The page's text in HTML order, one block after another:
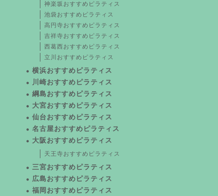
神楽坂おすすめピラティス
池袋おすすめピラティス
高円寺おすすめピラティス
吉祥寺おすすめピラティス
西葛西おすすめピラティス
立川おすすめピラティス
横浜おすすめピラティス
川崎おすすめピラティス
綱島おすすめピラティス
大宮おすすめピラティス
仙台おすすめピラティス
名古屋おすすめピラティス
大阪おすすめピラティス
天王寺おすすめピラティス
三宮おすすめピラティス
広島おすすめピラティス
福岡おすすめピラティス